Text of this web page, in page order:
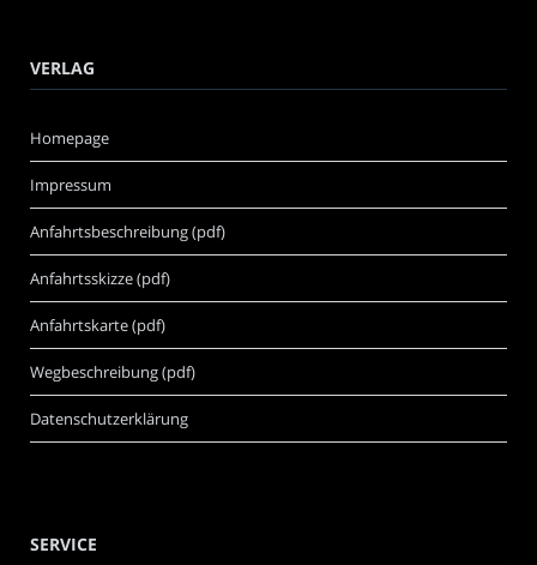
VERLAG
Homepage
Impressum
Anfahrtsbeschreibung (pdf)
Anfahrtsskizze (pdf)
Anfahrtskarte (pdf)
Wegbeschreibung (pdf)
Datenschutzerklärung
SERVICE